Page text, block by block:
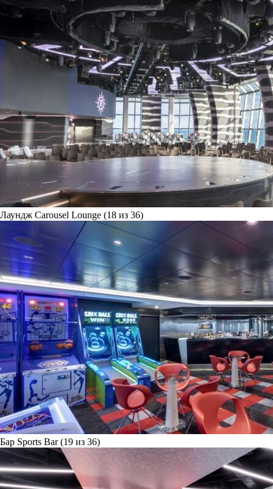
Лаундж Carousel Lounge (18 из 36)
Бар Sports Bar (19 из 36)